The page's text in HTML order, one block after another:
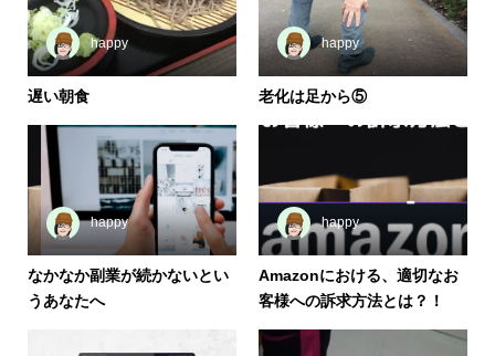
happy
遅い朝食
happy
老化は足から⑤
happy
なかなか副業が続かないとい
うあなたへ
happy
Amazonにおける、適切なお
客様への訴求方法とは？！